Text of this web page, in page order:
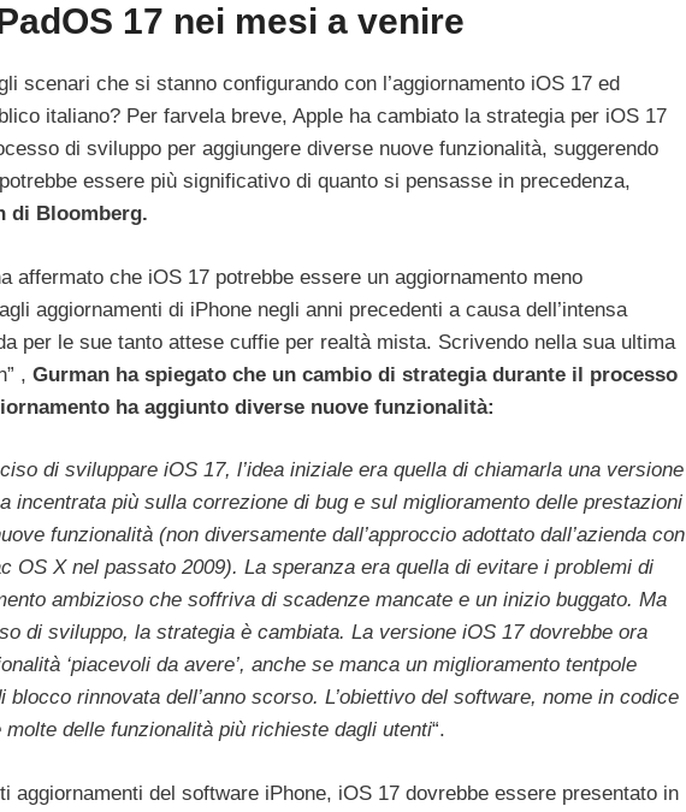
17 nei mesi a venire
scenari che si stanno configurando con l’aggiornamento iOS 17 ed
italiano? Per farvela breve, Apple ha cambiato la strategia per iOS 17
di sviluppo per aggiungere diverse nuove funzionalità, suggerendo
essere più significativo di quanto si pensasse in precedenza,
di Bloomberg.
affermato che ‌iOS 17‌ potrebbe essere un aggiornamento meno
aggiornamenti di iPhone negli anni precedenti a causa dell’intensa
per le sue tanto attese cuffie per realtà mista. Scrivendo nella sua ultima
, Gurman ha spiegato che un cambio di strategia durante il processo
ha aggiunto diverse nuove funzionalità:
di sviluppare iOS 17, l’idea iniziale era quella di chiamarla una versione
incentrata più sulla correzione di bug e sul miglioramento delle prestazioni
funzionalità (non diversamente dall’approccio adottato dall’azienda con
OS X nel passato 2009). La speranza era quella di evitare i problemi di
ambizioso che soffriva di scadenze mancate e un inizio buggato. Ma
di sviluppo, la strategia è cambiata. La versione iOS 17 dovrebbe ora
‘piacevoli da avere’, anche se manca un miglioramento tentpole
rinnovata dell’anno scorso. L’obiettivo del software, nome in codice
molte delle funzionalità più richieste dagli utenti“.
aggiornamenti del software ‌iPhone‌, ‌iOS 17‌ dovrebbe essere presentato in